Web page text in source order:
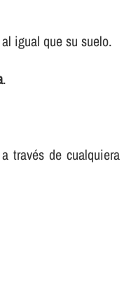
igual que su suelo.
.
través de